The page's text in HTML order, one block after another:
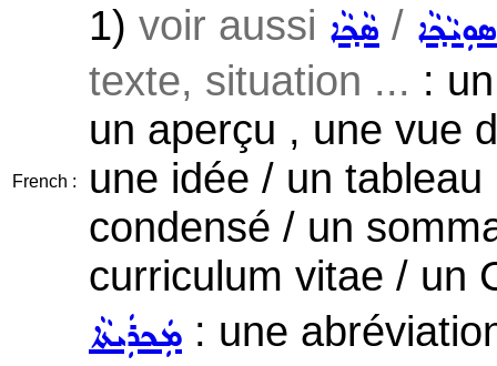
French :
1) voir aussi ܣܵܟ݂ܵܐ / ܣܘܼܝܵܟ݂ܵܐ
texte, situation ... :
un aperçu , une vue
une idée / un
condensé / un
curriculum vitae / un
ܡܲܟܪܲܝܬܵܐ : une